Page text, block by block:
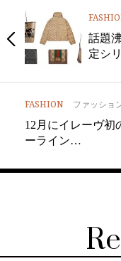
話題
定シ
FASHION ファッショ
12月にイレーヴ初
ーライン…